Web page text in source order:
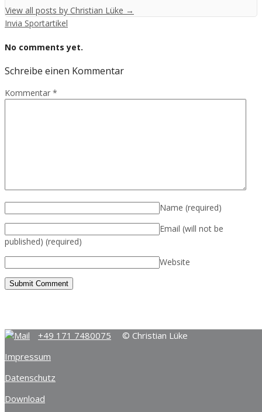
View all posts by Christian Lüke →
Invia Sportartikel
No comments yet.
Schreibe einen Kommentar
Kommentar *
Name (required)
Email (will not be
published) (required)
Website
+49 171 7480075
© Christian Lüke
Impressum
Datenschutz
Download